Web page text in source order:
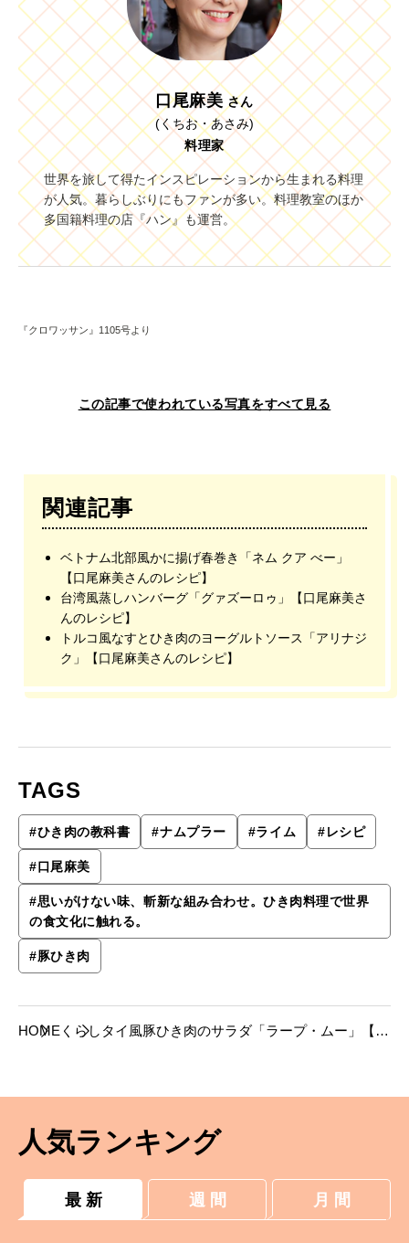
口尾麻美 さん
(くちお・あさみ)
料理家
世界を旅して得たインスピレーションから生まれる料理
が人気。暮らしぶりにもファンが多い。料理教室のほか
多国籍料理の店『ハン』も運営。
『クロワッサン』1105号より
この記事で使われている写真をすべて見る
関連記事
ベトナム北部風かに揚げ春巻き「ネム クア べー」
【口尾麻美さんのレシピ】
台湾風蒸しハンバーグ「グァズーロゥ」【口尾麻美さ
んのレシピ】
トルコ風なすとひき肉のヨーグルトソース「アリナジ
ク」【口尾麻美さんのレシピ】
TAGS
#ひき肉の教科書 #ナムプラー #ライム #レシピ
#口尾麻美
#思いがけない味、斬新な組み合わせ。ひき肉料理で世界
の食文化に触れる。
#豚ひき肉
HOME くらし タイ風豚ひき肉のサラダ「ラープ・ムー」【口
人気ランキング
最 新 週 間 月 間